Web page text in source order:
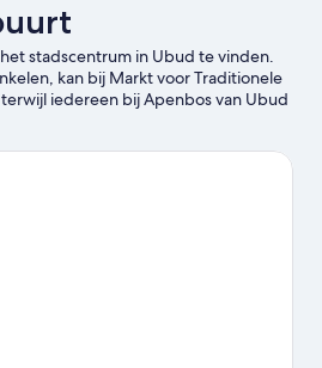
stadscentrum in Ubud te vinden.
kan bij Markt voor Traditionele
iedereen bij Apenbos van Ubud
van de natuur kan genieten.
zeker het bezoeken waard.